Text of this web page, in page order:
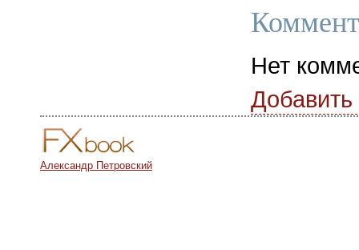
Нет
Александр Петровский